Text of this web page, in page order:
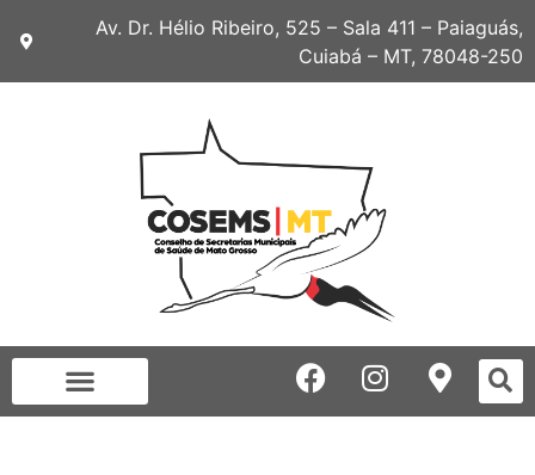
Av. Dr. Hélio Ribeiro, 525 – Sala 411 – Paiaguás,
Cuiabá – MT, 78048-250